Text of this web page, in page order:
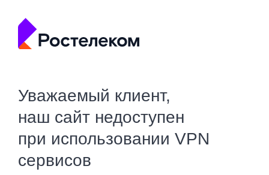
Уважаемый клиент,
наш сайт недоступен
при использовании VPN
сервисов